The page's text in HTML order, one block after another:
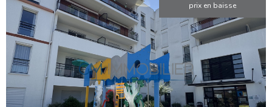
prix en baisse
VOIR LE
BIEN